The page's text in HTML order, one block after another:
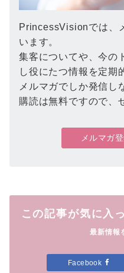
PrincessVisionでは、
います。
集客についてや、今の
し役にたつ情報を定期
メルマガでしか発信し
購読は無料ですので、
メルマガ
この記事が気に入
最新情報
Facebook